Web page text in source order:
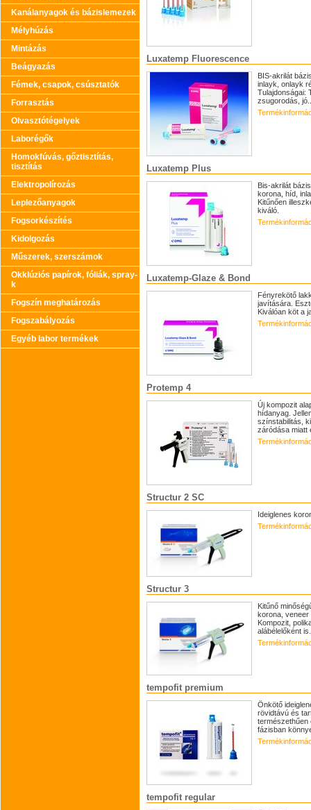
Kanálanyagok és bázislemezek
Mélyhúzás
Mintázás
Beágyazás
Fémek, csapok, csúsztatók
Forrasztás
Olvasztótégelyek
Laborégők
Homokfúvás, gőztisztítás,
tisztítás
Elektropolírozás
Leplezőanyagok
Fogsorkészítés
Kidolgozás
Műszerek, szerszámok
Okklúziós papírok, fóliák, spray-
k
Fogszín meghatározás
Fogszabályozás
Egyéb labor termékek
Luxatemp Fluorescence
BIS-akrilát
inlayk, onlayk
Tulajdonságai:
zsugorodás,
Luxatemp Plus
Bis-akrilát
korona, híd,
Kitűnően
kiváló.
Luxatemp-Glaze & Bond
Fényrekötő
javítására.
Kiválóan köt a
Protemp 4
Új kompozit
hídanyag.
színstabilitás,
záródása miatt
Structur 2 SC
Ideiglenes
Structur 3
Kitűnő
korona,
Kompozit,
alábélelőként
tempofit premium
Önkötő
rövidtávú és
természethűen
fázisban
tempofit regular